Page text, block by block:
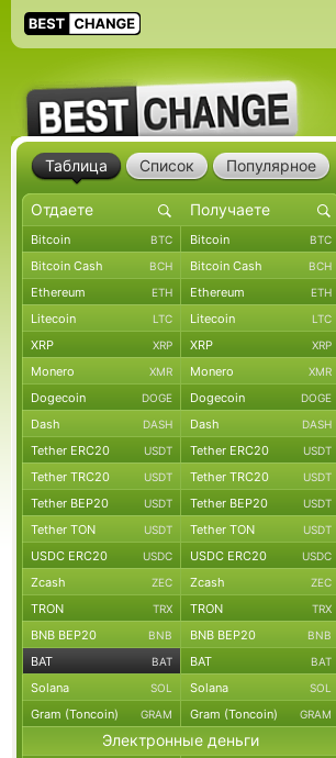
Таблица Список Популярное
Bitcoin BTC Bitcoin BTC
Bitcoin Cash BCH Bitcoin Cash BCH
Ethereum ETH Ethereum ETH
Litecoin LTC Litecoin LTC
XRP XRP XRP XRP
Monero XMR Monero XMR
Dogecoin DOGE Dogecoin DOGE
Dash DASH Dash DASH
Tether ERC20 USDT Tether ERC20 USDT
Tether TRC20 USDT Tether TRC20 USDT
Tether BEP20 USDT Tether BEP20 USDT
Tether TON USDT Tether TON USDT
USDC ERC20 USDC USDC ERC20 USDC
Zcash ZEC Zcash ZEC
TRON TRX TRON TRX
BNB BEP20 BNB BNB BEP20 BNB
BAT BAT BAT BAT
Solana SOL Solana SOL
Gram (Toncoin) GRAM Gram (Toncoin) GRAM
Электронные деньги